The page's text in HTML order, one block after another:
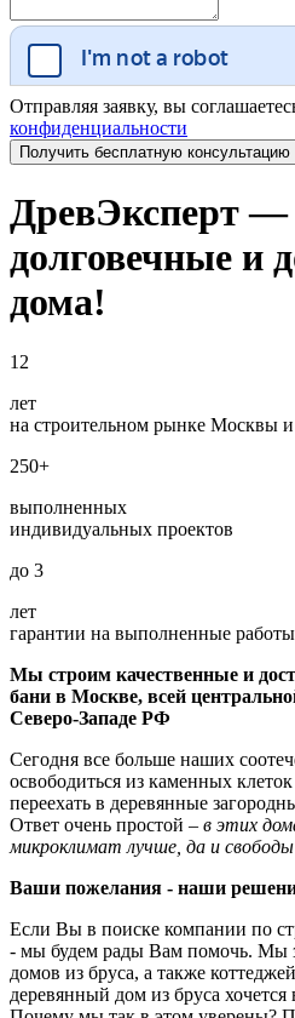
Отправляя заявку, вы
конфиденциальности
ДревЭксперт —
долговечные и
дома!
12
лет
на строительном рынке Москвы
250+
выполненных
индивидуальных проектов
до 3
лет
гарантии на выполненные работы
Мы строим качественные и
бани в Москве, всей
Северо-Западе РФ
Сегодня все больше наших
освободиться из каменных
переехать в деревянные
Ответ очень простой – в этих
микроклимат лучше, да и
Ваши пожелания - наши
Если Вы в поиске компании по
- мы будем рады Вам помочь. Мы
домов из бруса, а также
деревянный дом из бруса хочется